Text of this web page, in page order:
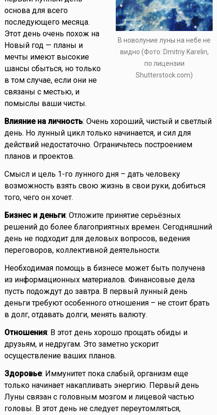
В новолуние луны на небе не
видно (Фото: Dmitriy Karelin,
по лицензии
Shutterstock.com)
основа для всего
последующего месяца.
Этот день очень похож на
Новый год — планы и
мечты имеют высокие
шансы сбыться, но только
в том случае, если они не
связаны с местью, и
помыслы ваши чисты.
Влияние на личность: Очень хороший, чистый и светлый
день. Но лунный цикл только начинается, и сил для
действий недостаточно. Ограничьтесь построением
планов и проектов.
Смысл и цель 1-го лунного дня – дать человеку
возможность взять свою жизнь в свои руки, добиться
того, чего он хочет.
Бизнес и деньги: Отложите принятие серьёзных
решений до более благоприятных времен. Сегодняшний
день не подходит для деловых вопросов, ведения
переговоров, коллективной деятельности.
Необходимая помощь в бизнесе может быть получена
из информационных материалов. Финансовые дела
пусть подождут до завтра. В первый лунный день
деньги требуют особенного отношения – не стоит брать
в долг, отдавать долги, менять валюту.
Отношения: В этот день хорошо прощать обиды и
друзьям, и недругам. Это заметно ускорит
осуществление ваших планов.
Здоровье: Иммунитет пока слабый, организм еще
только начинает накапливать энергию. Первый день
Луны связан с головным мозгом и лицевой частью
головы. В этот день не следует переутомляться,